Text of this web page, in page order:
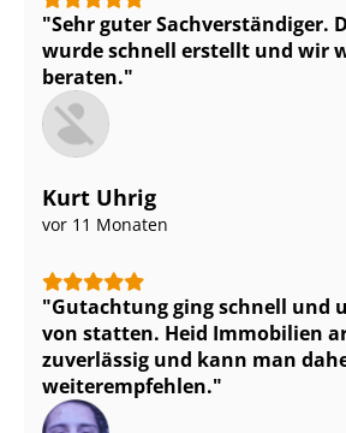
Sehr guter Sach­ver­stän­di­ger.
wurde schnell erstellt und wir
beraten.
Kurt Uhrig
vor 11 Monaten
Gutachtung ging schnell und
von statten. Heid Immobilien
zuverlässig und kann man
weiterempfehlen.